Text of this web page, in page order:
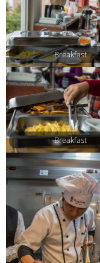
Breakfast
Breakfast